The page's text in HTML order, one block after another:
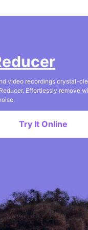
video recordings crystal-
Effortlessly remove
Try It Online